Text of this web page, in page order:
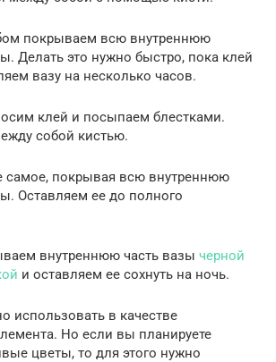
покрываем всю внутреннюю
Делать это нужно быстро, пока клей
вазу на несколько часов.
клей и посыпаем блестками.
собой кистью.
самое, покрывая всю внутреннюю
Оставляем ее до полного
внутреннюю часть вазы черной
и оставляем ее сохнуть на ночь.
использовать в качестве
Но если вы планируете
цветы, то для этого нужно